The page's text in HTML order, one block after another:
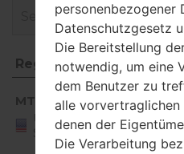
Region Dateiname
Region
Dateiname
MTK
United
States
personenbezogener
Datenschutzgesetz
Die Bereitstellung
notwendig, um eine
dem Benutzer zu
alle vorvertraglichen
denen der
Die Verarbeitung